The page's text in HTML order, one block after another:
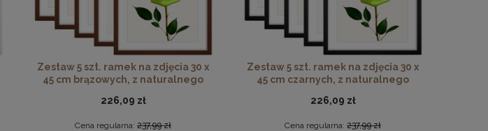
Zestaw 5 szt. ramek na zdjęcia 30 x
45 cm brązowych, z naturalnego
226,09 zł
Cena regularna: 237,99 zł
Zestaw 5 szt. ramek na zdjęcia 30 x
45 cm czarnych, z naturalnego
226,09 zł
Cena regularna: 237,99 zł